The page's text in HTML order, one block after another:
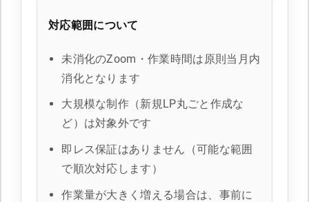
対応範囲について
未消化のZoom・作業時間は原則当月内
消化となります
大規模な制作（新規LP丸ごと作成な
ど）は対象外です
即レス保証はありません（可能な範囲
で順次対応します）
作業量が大きく増える場合は、事前に